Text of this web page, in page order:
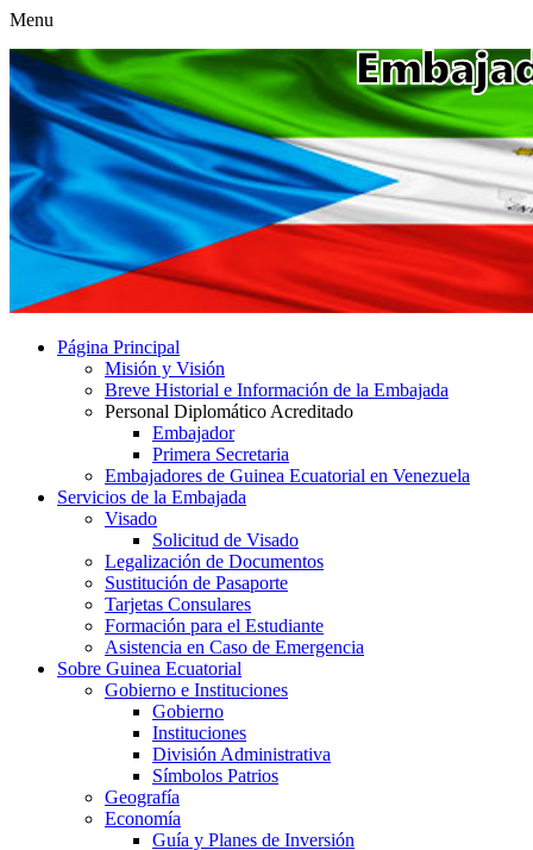
Menu
Página Principal
Misión y Visión
Breve Historial e Información de la Embajada
Personal Diplomático Acreditado
Embajador
Primera Secretaria
Embajadores de Guinea Ecuatorial en Venezuela
Servicios de la Embajada
Visado
Solicitud de Visado
Legalización de Documentos
Sustitución de Pasaporte
Tarjetas Consulares
Formación para el Estudiante
Asistencia en Caso de Emergencia
Sobre Guinea Ecuatorial
Gobierno e Instituciones
Gobierno
Instituciones
División Administrativa
Símbolos Patrios
Geografía
Economía
Guía y Planes de Inversión